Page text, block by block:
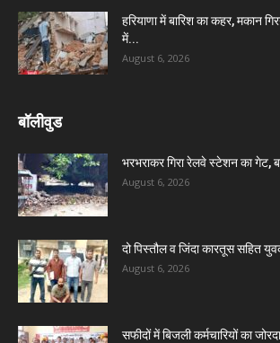
हरियाणा में बारिश का कहर, मकान
में...
August 6, 2026
बॉलीवुड
भरभराकर गिरा रेलवे स्टेशन का गेट,
August 6, 2026
दो पिस्तौल व जिंदा कारतूस सहित
August 6, 2026
सफीदों में बिजली कर्मचारियों का